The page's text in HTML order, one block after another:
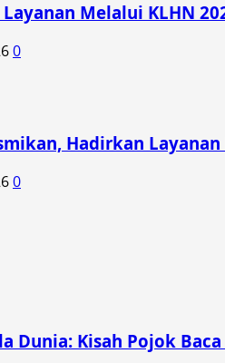
Melalui KLHN
0
Hadirkan
0
Dunia: Kisah Pojok